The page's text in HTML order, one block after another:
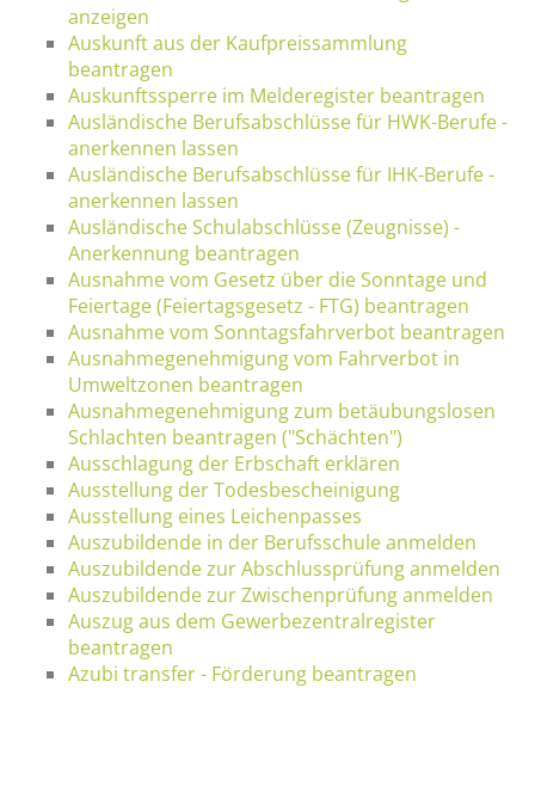
anzeigen
Auskunft aus der Kaufpreissammlung
beantragen
Auskunftssperre im Melderegister beantragen
Ausländische Berufsabschlüsse für HWK-Berufe -
anerkennen lassen
Ausländische Berufsabschlüsse für IHK-Berufe -
anerkennen lassen
Ausländische Schulabschlüsse (Zeugnisse) -
Anerkennung beantragen
Ausnahme vom Gesetz über die Sonntage und
Feiertage (Feiertagsgesetz - FTG) beantragen
Ausnahme vom Sonntagsfahrverbot beantragen
Ausnahmegenehmigung vom Fahrverbot in
Umweltzonen beantragen
Ausnahmegenehmigung zum betäubungslosen
Schlachten beantragen ("Schächten")
Ausschlagung der Erbschaft erklären
Ausstellung der Todesbescheinigung
Ausstellung eines Leichenpasses
Auszubildende in der Berufsschule anmelden
Auszubildende zur Abschlussprüfung anmelden
Auszubildende zur Zwischenprüfung anmelden
Auszug aus dem Gewerbezentralregister
beantragen
Azubi transfer - Förderung beantragen